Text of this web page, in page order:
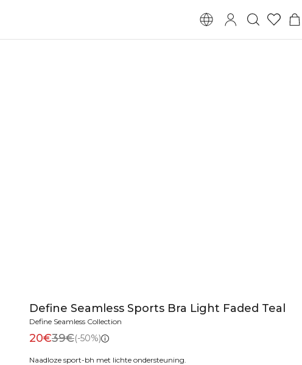
Define Seamless Sports Bra Light Faded Teal
Define Seamless Collection
20€39€(-50%)
Naadloze sport-bh met lichte ondersteuning.